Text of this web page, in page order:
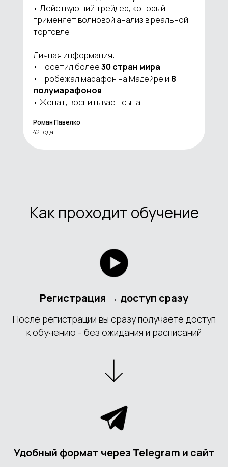
• Действующий трейдер, который
применяет волновой анализ в реальной
торговле
Личная информация:
• Посетил более30 стран мира
• Пробежал марафон на Мадейре и 8
полумарафонов
• Женат, воспитывает сына
Роман Павелко
42 года
Как проходит обучение
Регистрация → доступ сразу
После регистрации вы сразу получаете доступ
к обучению - без ожидания и расписаний
Удобный формат через Telegram и сайт